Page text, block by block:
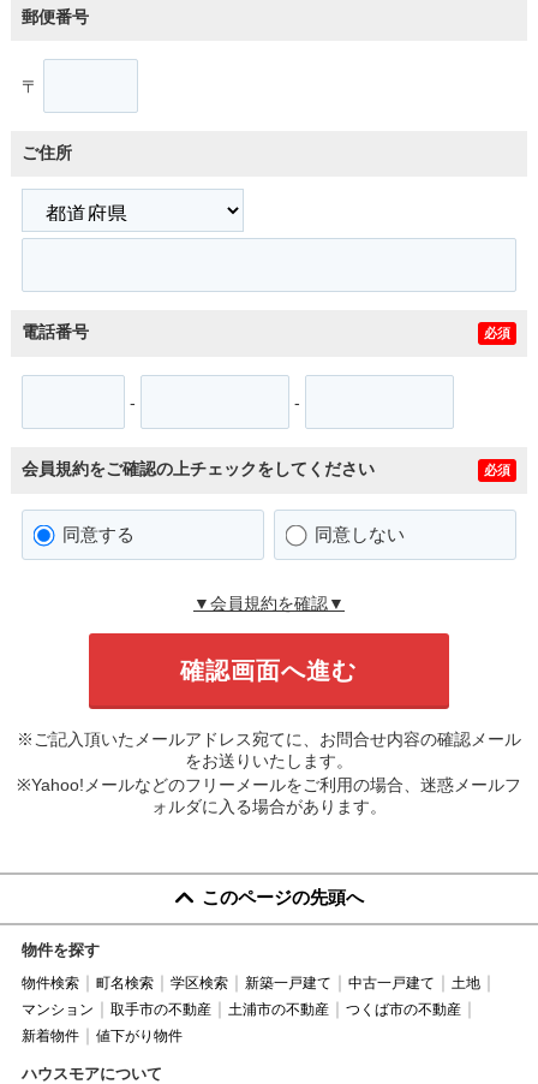
郵便番号
〒
ご住所
電話番号 必須
- -
会員規約をご確認の上チェックをしてください 必須
同意する 同意しない
▼会員規約を確認▼
※ご記入頂いたメールアドレス宛てに、お問合せ内容の確認メール
をお送りいたします。
※Yahoo!メールなどのフリーメールをご利用の場合、迷惑メールフ
ォルダに入る場合があります。
このページの先頭へ
物件を探す
物件検索 町名検索 学区検索 新築一戸建て 中古一戸建て
土地
マンション
取手市の不動産 土浦市の不動産
つくば市の不動産
新着物件
値下がり物件
ハウスモアについて